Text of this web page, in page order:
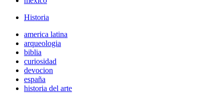
Historia
america latina
arqueologia
biblia
curiosidad
devocion
españa
historia del arte